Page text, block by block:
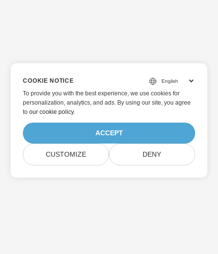
COOKIE NOTICE
To provide you with the best experience, we use cookies for
personalization, analytics, and ads. By using our site, you agree
toour cookie policy.
ACCEPT
CUSTOMIZE DENY